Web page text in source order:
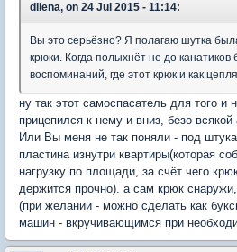
dilena, on 24 Jul 2015 - 11:14:
Вы это серьёзно? Я полагаю шутка
крюки. Когда полыхнёт не до канатиков
воспоминаний, где этот крюк и как
ну так этот самоспасатель для того и
прицепился к нему и вниз, безо всякой
Или Вы меня не так поняли - под
пластина изнутри квартиры(которая
нагрузку по площади, за счёт чего
держится прочно). а сам крюк
(при желании - можно сделать как
машин - вкручивающимся при